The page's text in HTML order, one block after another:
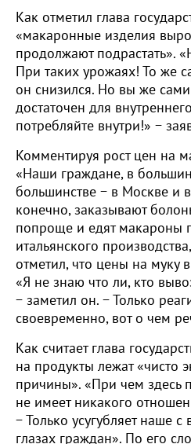
Как отметил глава
«макаронные изделия
продолжают подрастать».
При таких урожаях! То же
он снизился. Но вы же сами
достаточен для
потребляйте внутри!» −
Комментируя рост цен на
«Наши граждане, в
большинстве − в Москве и
конечно, заказывают
попроще и едят макароны
итальянского
отметил, что цены на муку
«Я не знаю что ли, кто
− заметил он. − Только
своевременно, вот о чем
Как считает глава
на продукты лежат «чисто
причины». «При чем здесь
не имеет никакого
− Только усугубляет наше
глазах граждан». По его